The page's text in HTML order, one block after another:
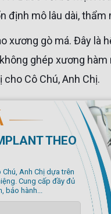
định mô lâu dài, thẩm
xương gò má. Đây là
ghép xương
Cô Chú, Anh Chị.
Cung cấp đầy đủ
bảo hành...